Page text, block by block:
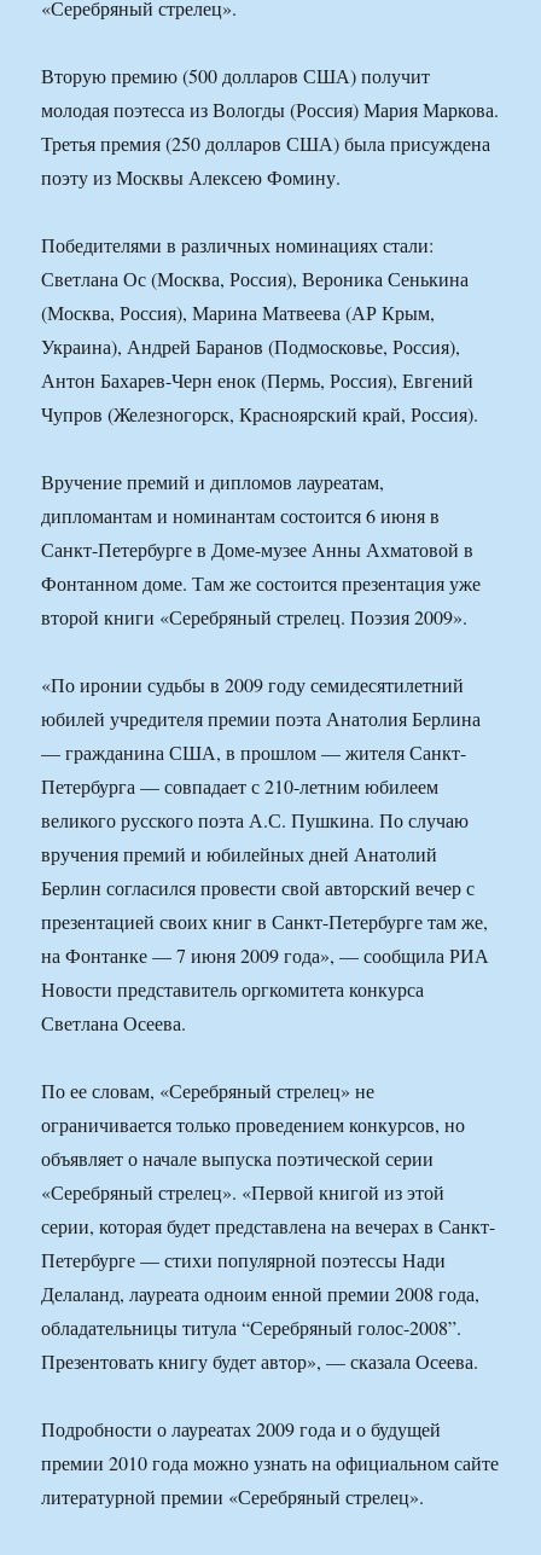
«Серебряный стрелец».
Вторую премию (500 долларов США) получит
молодая поэтесса из Вологды (Россия) Мария Маркова.
Третья премия (250 долларов США) была присуждена
поэту из Москвы Алексею Фомину.
Победителями в различных номинациях стали:
Светлана Ос (Москва, Россия), Вероника Сенькина
(Москва, Россия), Марина Матвеева (АР Крым,
Украина), Андрей Баранов (Подмосковье, Россия),
Антон Бахарев-Черн енок (Пермь, Россия), Евгений
Чупров (Железногорск, Красноярский край, Россия).
Вручение премий и дипломов лауреатам,
дипломантам и номинантам состоится 6 июня в
Санкт-Петербурге в Доме-музее Анны Ахматовой в
Фонтанном доме. Там же состоится презентация уже
второй книги «Серебряный стрелец. Поэзия 2009».
«По иронии судьбы в 2009 году семидесятилетний
юбилей учредителя премии поэта Анатолия Берлина
— гражданина США, в прошлом — жителя Санкт-
Петербурга — совпадает с 210-летним юбилеем
великого русского поэта А.С. Пушкина. По случаю
вручения премий и юбилейных дней Анатолий
Берлин согласился провести свой авторский вечер с
презентацией своих книг в Санкт-Петербурге там же,
на Фонтанке — 7 июня 2009 года», — сообщила РИА
Новости представитель оргкомитета конкурса
Светлана Осеева.
По ее словам, «Серебряный стрелец» не
ограничивается только проведением конкурсов, но
объявляет о начале выпуска поэтической серии
«Серебряный стрелец». «Первой книгой из этой
серии, которая будет представлена на вечерах в Санкт-
Петербурге — стихи популярной поэтессы Нади
Делаланд, лауреата одноим енной премии 2008 года,
обладательницы титула “Серебряный голос-2008”.
Презентовать книгу будет автор», — сказала Осеева.
Подробности о лауреатах 2009 года и о будущей
премии 2010 года можно узнать на официальном сайте
литературной премии «Серебряный стрелец».